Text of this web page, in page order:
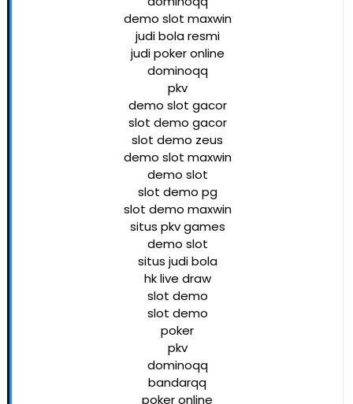
demo slot maxwin
judi bola resmi
judi poker online
dominoqq
pkv
demo slot gacor
slot demo gacor
slot demo zeus
demo slot maxwin
demo slot
slot demo pg
slot demo maxwin
situs pkv games
demo slot
situs judi bola
hk live draw
slot demo
slot demo
poker
pkv
dominoqq
bandarqq
poker online